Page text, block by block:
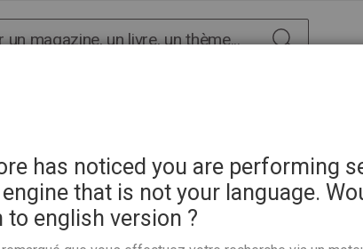
à colorier
Coloriage 10 - 110 coloriages anti-
has noticed you are performing
that is not your language.
english version ?